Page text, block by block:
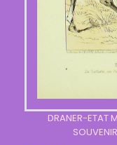
DRANER-ETAT